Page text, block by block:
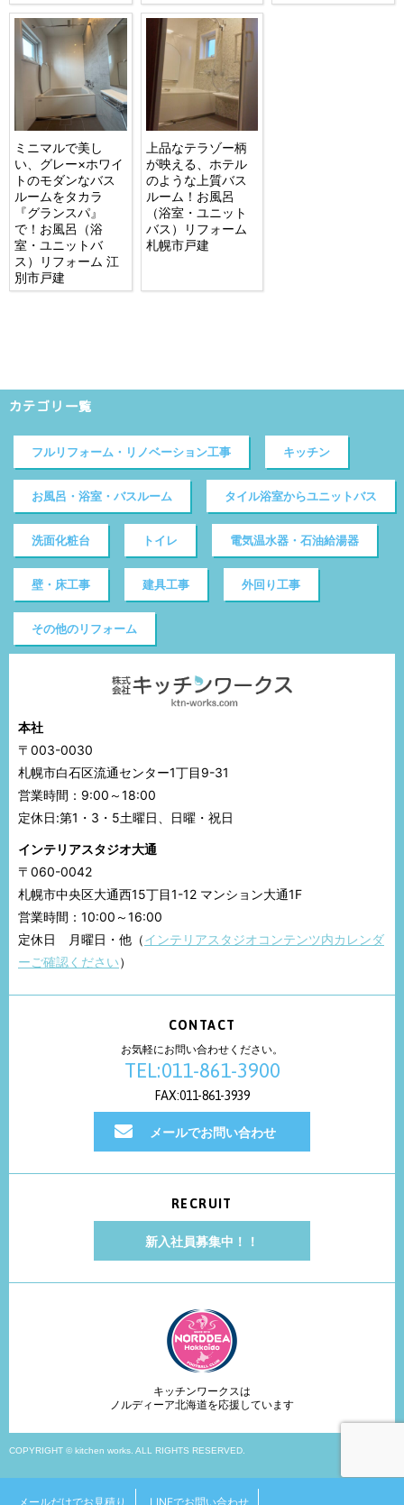
ミニマルで美し
い、グレー×ホワイ
トのモダンなバス
ルームをタカラ
『グランスパ』
で！お風呂（浴
室・ユニットバ
ス）リフォーム 江
別市戸建
上品なテラゾー柄
が映える、ホテル
のような上質バス
ルーム！お風呂
（浴室・ユニット
バス）リフォーム
札幌市戸建
カテゴリ一覧
フルリフォーム・リノベーション工事 キッチン
お風呂・浴室・バスルーム タイル浴室からユニットバス
洗面化粧台 トイレ 電気温水器・石油給湯器
壁・床工事 建具工事 外回り工事
その他のリフォーム
本社
〒003-0030
札幌市白石区流通センター1丁目9-31
営業時間：9:00～18:00
定休日:第1・3・5土曜日、日曜・祝日
インテリアスタジオ大通
〒060-0042
札幌市中央区大通西15丁目1-12 マンション大通1F
営業時間：10:00～16:00
定休日 月曜日・他（インテリアスタジオコンテンツ内カレンダ
ーご確認ください）
CONTACT
お気軽にお問い合わせください。
TEL:011-861-3900
FAX:011-861-3939
メールでお問い合わせ
RECRUIT
新入社員募集中！！
キッチンワークスは
ノルディーア北海道を応援しています
COPYRIGHT © kitchen works. ALL RIGHTS RESERVED.
メールだけでお見積り LINEでお問い合わせ